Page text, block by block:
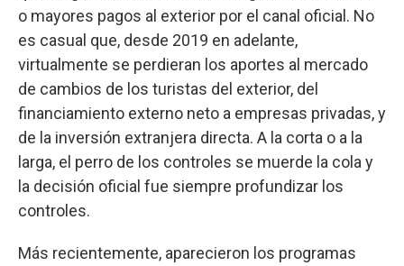
o mayores pagos al exterior por el canal oficial. No
es casual que, desde 2019 en adelante,
virtualmente se perdieran los aportes al mercado
de cambios de los turistas del exterior, del
financiamiento externo neto a empresas privadas, y
de la inversión extranjera directa. A la corta o a la
larga, el perro de los controles se muerde la cola y
la decisión oficial fue siempre profundizar los
controles.
Más recientemente, aparecieron los programas